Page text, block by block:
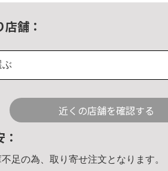
舗：
ぶ
近くの店舗を確認する
足の為、取り寄せ注文となります。